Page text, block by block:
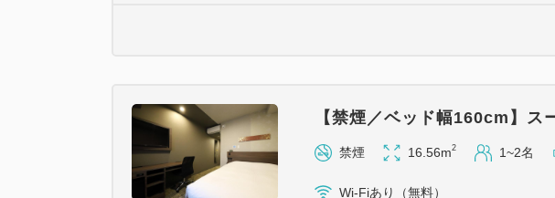
【禁煙／ベッド幅160cm】ス
禁煙 16.56m2 1~2名
Wi-Fiあり（無料）